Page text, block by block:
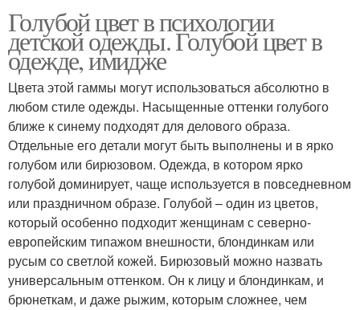
Цвета в психологии Любимые цветы
Голубой цвет в психологии
детской одежды. Голубой цвет в
одежде, имидже
Цвета этой гаммы могут использоваться абсолютно в
любом стиле одежды. Насыщенные оттенки голубого
ближе к синему подходят для делового образа.
Отдельные его детали могут быть выполнены и в ярко
голубом или бирюзовом. Одежда, в котором ярко
голубой доминирует, чаще используется в повседневном
или праздничном образе. Голубой – один из цветов,
который особенно подходит женщинам с северно-
европейским типажом внешности, блондинкам или
русым со светлой кожей. Бирюзовый можно назвать
универсальным оттенком. Он к лицу и блондинкам, и
брюнеткам, и даже рыжим, которым сложнее, чем